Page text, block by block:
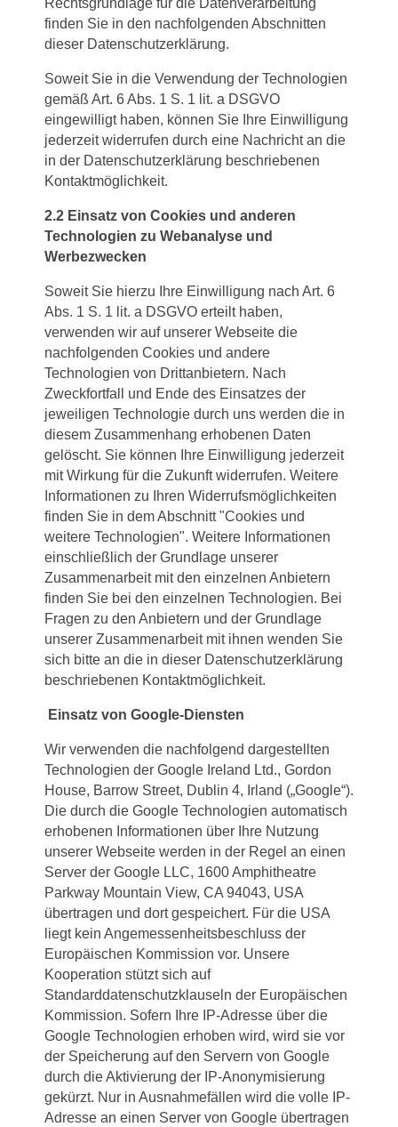
finden Sie in den nachfolgenden Abschnitten
dieser Datenschutzerklärung.
Soweit Sie in die Verwendung der Technologien
gemäß Art. 6 Abs. 1 S. 1 lit. a DSGVO
eingewilligt haben, können Sie Ihre Einwilligung
jederzeit widerrufen durch eine Nachricht an die
in der Datenschutzerklärung beschriebenen
Kontaktmöglichkeit.
2.2 Einsatz von Cookies und anderen
Technologien zu Webanalyse und
Werbezwecken
Soweit Sie hierzu Ihre Einwilligung nach Art. 6
Abs. 1 S. 1 lit. a DSGVO erteilt haben,
verwenden wir auf unserer Webseite die
nachfolgenden Cookies und andere
Technologien von Drittanbietern. Nach
Zweckfortfall und Ende des Einsatzes der
jeweiligen Technologie durch uns werden die in
diesem Zusammenhang erhobenen Daten
gelöscht. Sie können Ihre Einwilligung jederzeit
mit Wirkung für die Zukunft widerrufen. Weitere
Informationen zu Ihren Widerrufsmöglichkeiten
finden Sie in dem Abschnitt "Cookies und
weitere Technologien". Weitere Informationen
einschließlich der Grundlage unserer
Zusammenarbeit mit den einzelnen Anbietern
finden Sie bei den einzelnen Technologien. Bei
Fragen zu den Anbietern und der Grundlage
unserer Zusammenarbeit mit ihnen wenden Sie
sich bitte an die in dieser Datenschutzerklärung
beschriebenen Kontaktmöglichkeit.
Einsatz von Google-Diensten
Wir verwenden die nachfolgend dargestellten
Technologien der Google Ireland Ltd., Gordon
House, Barrow Street, Dublin 4, Irland („Google“).
Die durch die Google Technologien automatisch
erhobenen Informationen über Ihre Nutzung
unserer Webseite werden in der Regel an einen
Server der Google LLC, 1600 Amphitheatre
Parkway Mountain View, CA 94043, USA
übertragen und dort gespeichert. Für die USA
liegt kein Angemessenheitsbeschluss der
Europäischen Kommission vor. Unsere
Kooperation stützt sich auf
Standarddatenschutzklauseln der Europäischen
Kommission. Sofern Ihre IP-Adresse über die
Google Technologien erhoben wird, wird sie vor
der Speicherung auf den Servern von Google
durch die Aktivierung der IP-Anonymisierung
gekürzt. Nur in Ausnahmefällen wird die volle IP-
Adresse an einen Server von Google übertragen